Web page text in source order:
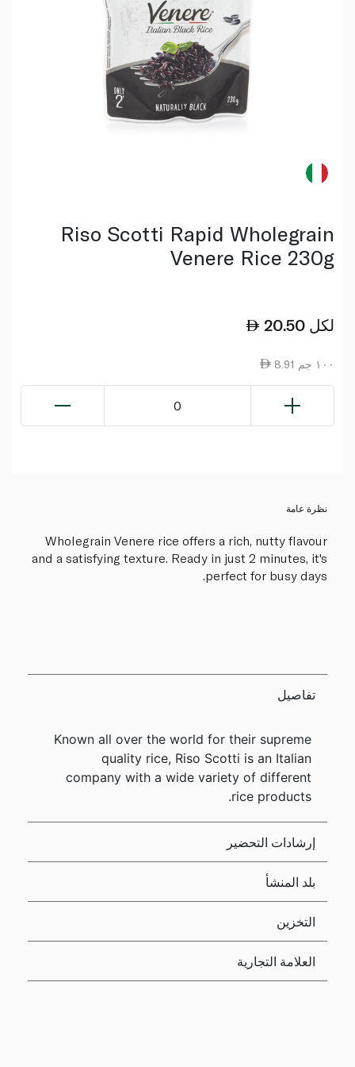
Riso Scotti Rapid Wholegrain
Venere Rice 230g
20.50 لكل
8.91 ١٠٠ جم
0
نظرة عامة
Wholegrain Venere rice offers a rich, nutty flavour
and a satisfying texture. Ready in just 2 minutes, it's
perfect for busy days.
تفاصيل
Known all over the world for their supreme
quality rice, Riso Scotti is an Italian
company with a wide variety of different
rice products.
إرشادات التحضير
بلد المنشأ
التخزين
العلامة التجارية